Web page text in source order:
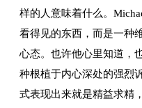
样的人意味着什么。
看得见的东西，而是一种
心态。也许他心里知道，
种根植于内心深处的强烈
式表现出来就是精益求精